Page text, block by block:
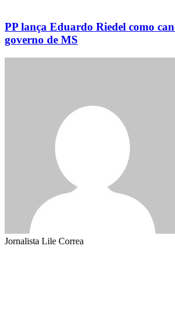
PP lança Eduardo Riedel como
governo de MS
Jornalista Lile Correa